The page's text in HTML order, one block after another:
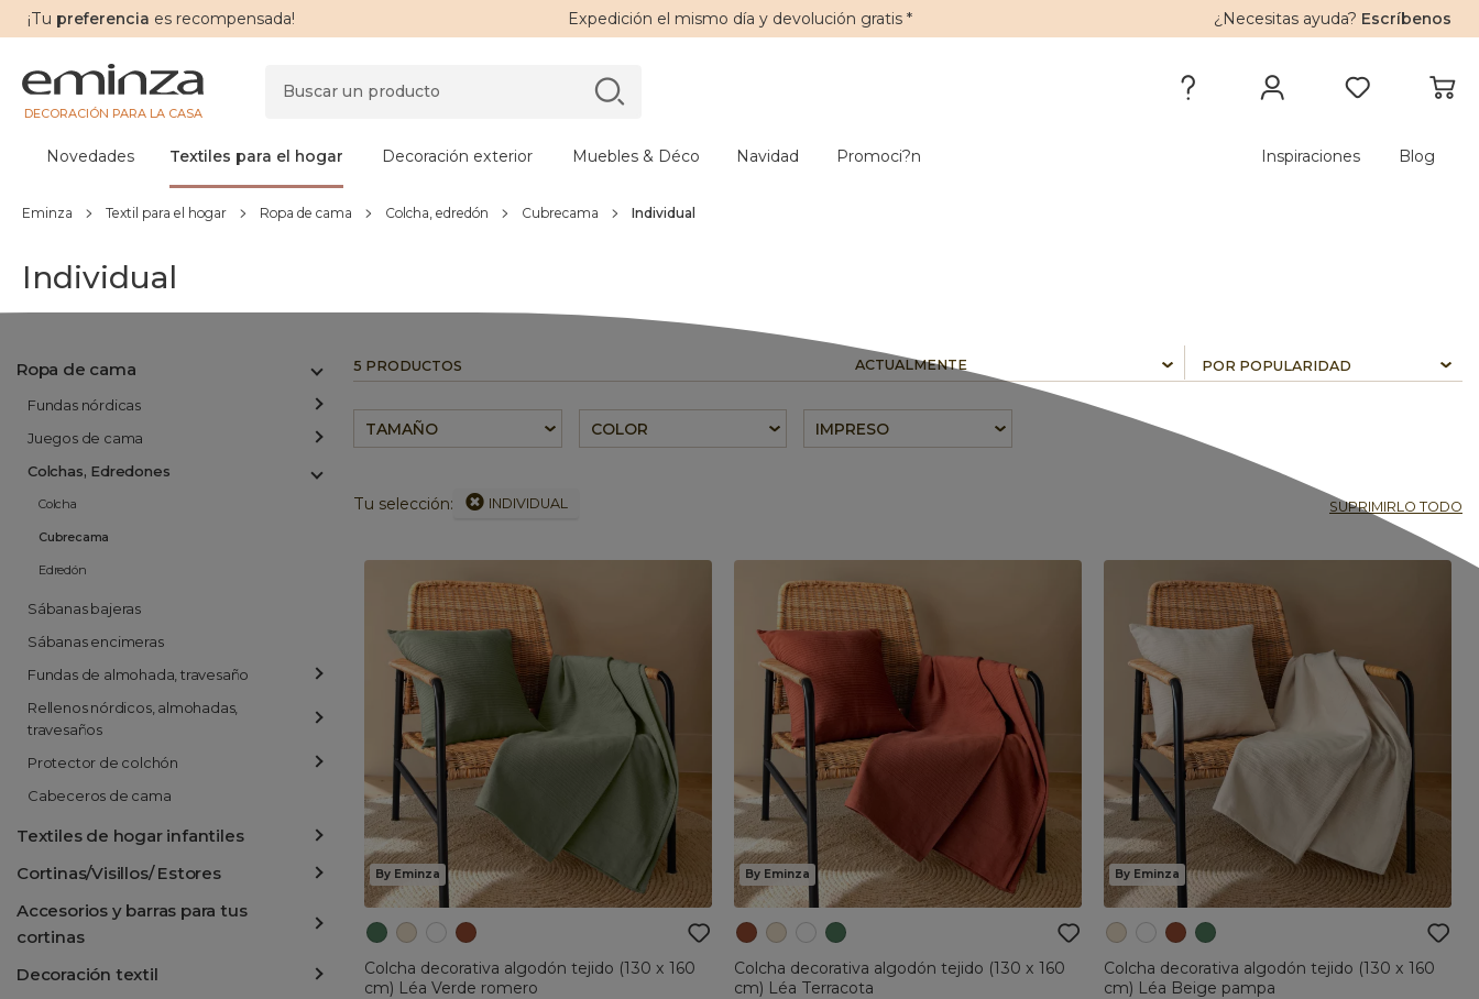
¡Tu preferencia es recompensada! Expedición el mismo día y devolución gratis* ¿Necesitas ayuda? Escríbenos
DECORACIÓN PARA LA CASA
Novedades Textiles para el hogar Decoración exterior Muebles & Déco Navidad Promoci?n Inspiraciones Blog
Eminza Textil para el hogar Ropa de cama Colcha, edredón Cubrecama Individual
Individual
Ropa de cama
Fundas nórdicas
Juegos de cama
Colchas, Edredones
Colcha
Cubrecama
Edredón
Sábanas bajeras
Sábanas encimeras
Fundas de almohada, travesaño
Rellenos nórdicos, almohadas,
travesaños
Protector de colchón
Cabeceros de cama
Textiles de hogar infantiles
Cortinas/Visillos/ Estores
Accesorios y barras para tus
cortinas
Decoración textil
5 PRODUCTOS ACTUALMENTE
TAMAÑO COLOR IMPRESO
Tu selección: INDIVIDUAL SUPRIMIRLO TODO
By Eminza
Colcha decorativa algodón tejido (130 x 160
cm) Léa Verde romero
By Eminza
Colcha decorativa algodón tejido (130 x 160
cm) Léa Terracota
By Eminza
Colcha decorativa algodón tejido (130 x 160
cm) Léa Beige pampa